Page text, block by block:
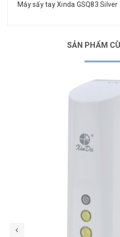
Máy sấy tay Xinda GSQ83 Silver
SẢN PHẨM